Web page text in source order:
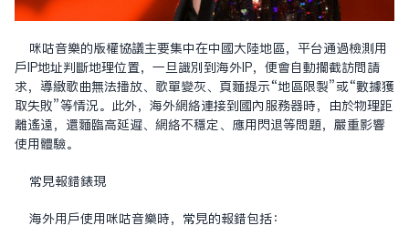
咪咕音樂的版權協議主要集中在中國大陸地區，平台通過檢測用
户IP地址判斷地理位置，一旦識別到海外IP，便會自動攔截訪問請
求，導致歌曲無法播放、歌單變灰、頁面提示“地區限制”或“數據獲
取失敗”等情況。此外，海外網絡連接到國內服務器時，由於物理距
離遙遠，還面臨高延遲、網絡不穩定、應用閃退等問題，嚴重影響
使用體驗。
常見報錯表現
海外用户使用咪咕音樂時，常見的報錯包括：